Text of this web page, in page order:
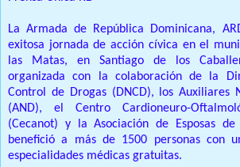
La Armada de República Dominicana,
exitosa jornada de acción cívica en el
las Matas, en Santiago de los
organizada con la colaboración de la
Control de Drogas (DNCD), los Auxiliares
(AND), el Centro Cardioneuro-
(Cecanot) y la Asociación de Esposas de
benefició a más de 1500 personas con
especialidades médicas gratuitas.